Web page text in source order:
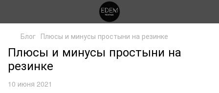
Блог Плюсы и минусы простыни на резинке
Плюсы и минусы простыни на
резинке
10 июня 2021